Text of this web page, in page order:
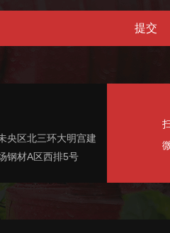
提交
央区北三环大明宫建
钢材A区西排5号